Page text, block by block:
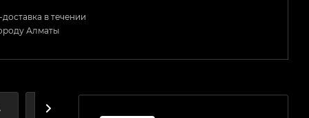
в течении
Алматы
ДОСТАВКА